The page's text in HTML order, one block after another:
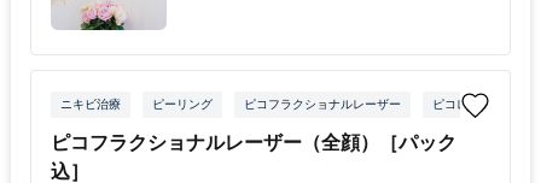
ニキビ治療 ピーリング ピコフラクショナルレーザー ピコレーザートー
ピコフラクショナルレーザー（全顔）［パック
込］